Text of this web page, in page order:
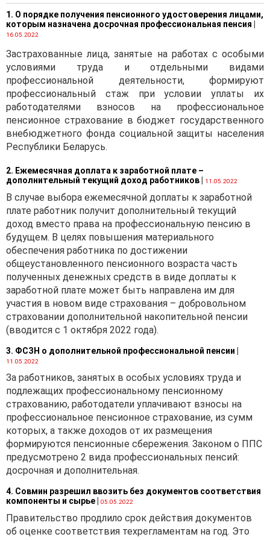
плательщиком
в Республике Беларусь.
Однако для того, чтобы
лицо приобрело статус
плательщика
утилизационного сбора,
необходимо выполнение
определенных условий.
ст. 300НК
предусматривает
и специальный вид
плательщика.
Налоговая база
утилизационного сбора
Согласност. 303НК
налоговой базой
утилизационного сбора
признается единица
транспортного средства,
признаваемого объектом
обложения
утилизационным сбором.
Объект обложения
утилизационным сбором,
ставки утилизационного
сбора
Транспортные средства —
объекты обложения
утилизационным
сбором.
ст. 301НК, с учетом
при импорте
утилизационный сбор
1. О порядке получения пенсионного удостоверения лицами,
которым назначена досрочная профессиональная пенсия |
16.05.2022
Застрахованные лица, занятые на работах с особыми
условиями труда и отдельными видами
профессиональной деятельности, формируют
профессиональный стаж при условии уплаты их
работодателями взносов на профессиональное
пенсионное страхование в бюджет государственного
внебюджетного фонда социальной защиты населения
Республики Беларусь.
2. Ежемесячная доплата к заработной плате –
дополнительный текущий доход работников| 11.05.2022
В случае выбора ежемесячной доплаты к заработной
плате работник получит дополнительный текущий
доход вместо права на профессиональную пенсию в
будущем. В целях повышения материального
обеспечения работника по достижении
общеустановленного пенсионного возраста часть
полученных денежных средств в виде доплаты к
заработной плате может быть направлена им для
участия в новом виде страхования – добровольном
страховании дополнительной накопительной пенсии
(вводится с 1 октября 2022 года).
3. ФСЗН о дополнительной профессиональной пенсии |
11.05.2022
За работников, занятых в особых условиях труда и
подлежащих профессиональному пенсионному
страхованию, работодатели уплачивают взносы на
профессиональное пенсионное страхование, из сумм
которых, а также доходов от их размещения
формируются пенсионные сбережения. Законом о ППС
предусмотрено 2 вида профессиональных пенсий:
досрочная и дополнительная.
4. Совмин разрешил ввозить без документов соответствия
компоненты и сырье| 05.05.2022
Правительство продлило срок действия документов
об оценке соответствия техрегламентам на год. Это